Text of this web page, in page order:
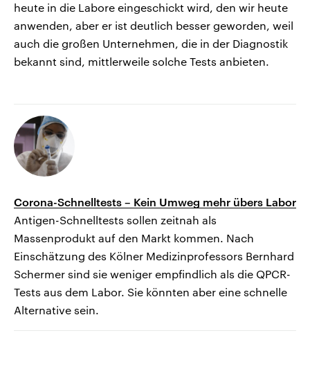
heute in die Labore eingeschickt wird, den wir heute
anwenden, aber er ist deutlich besser geworden, weil
auch die großen Unternehmen, die in der Diagnostik
bekannt sind, mittlerweile solche Tests anbieten.
Corona-Schnelltests – Kein Umweg mehr übers Labor
Antigen-Schnelltests sollen zeitnah als
Massenprodukt auf den Markt kommen. Nach
Einschätzung des Kölner Medizinprofessors Bernhard
Schermer sind sie weniger empfindlich als die QPCR-
Tests aus dem Labor. Sie könnten aber eine schnelle
Alternative sein.